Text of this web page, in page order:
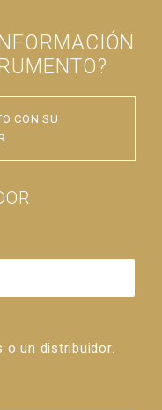
CON SU
o un distribuidor.